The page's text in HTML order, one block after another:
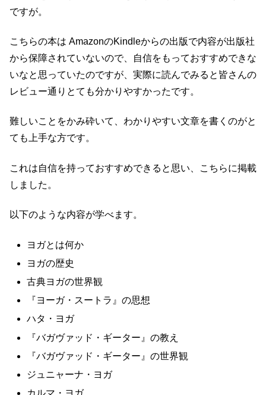
ですが。
こちらの本は AmazonのKindleからの出版で内容が出版社
から保障されていないので、自信をもっておすすめできな
いなと思っていたのですが、実際に読んでみると皆さんの
レビュー通りとても分かりやすかったです。
難しいことをかみ砕いて、わかりやすい文章を書くのがと
ても上手な方です。
これは自信を持っておすすめできると思い、こちらに掲載
しました。
以下のような内容が学べます。
ヨガとは何か
ヨガの歴史
古典ヨガの世界観
『ヨーガ・スートラ』の思想
ハタ・ヨガ
『バガヴァッド・ギーター』の教え
『バガヴァッド・ギーター』の世界観
ジュニャーナ・ヨガ